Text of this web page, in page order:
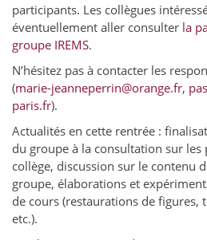
participants. Les collègues
éventuellement aller consulter la
groupe IREMS.
N’hésitez pas à contacter les
(marie-jeanneperrin@orange.fr,
paris.fr).
Actualités en cette rentrée :
du groupe à la consultation sur les
collège, discussion sur le contenu
groupe, élaborations et
de cours (restaurations de figures,
etc.).